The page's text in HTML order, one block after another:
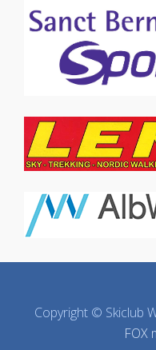
Copyright © Skiclub
FOX